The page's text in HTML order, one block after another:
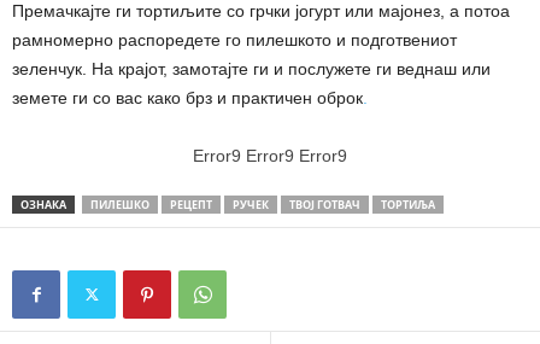
Премачкајте ги тортиљите со грчки јогурт или мајонез, а потоа
рамномерно распоредете го пилешкото и подготвениот
зеленчук. На крајот, замотајте ги и послужете ги веднаш или
земете ги со вас како брз и практичен оброк.
Error9 Error9 Error9
ОЗНАКА ПИЛЕШКО РЕЦЕПТ РУЧЕК ТВОЈ ГОТВАЧ ТОРТИЉА